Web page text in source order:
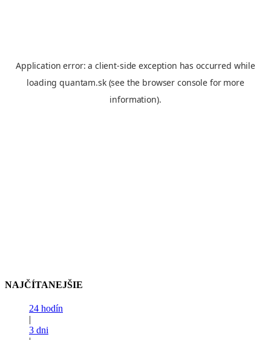
NAJČÍTANEJŠIE
24 hodín
|
3 dni